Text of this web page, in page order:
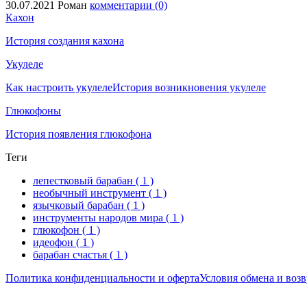
30.07.2021 Роман комментарии (0)
Кахон
История создания кахона
Укулеле
Как настроить укулелеИстория возникновения укулеле
Глюкофоны
История появления глюкофона
Теги
лепестковый барабан ( 1 )
необычный инструмент ( 1 )
язычковый барабан ( 1 )
инструменты народов мира ( 1 )
глюкофон ( 1 )
идеофон ( 1 )
барабан счастья ( 1 )
Политика конфиденциальности и офертаУсловия обмена и